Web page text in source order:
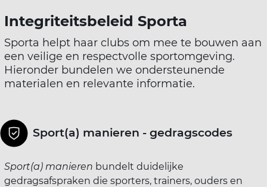
Integriteitsbeleid Sporta
Sporta helpt haar clubs om mee te bouwen aan
een veilige en respectvolle sportomgeving.
Hieronder bundelen we ondersteunende
materialen en relevante informatie.
Sport(a) manieren - gedragscodes
Sport(a) manieren bundelt duidelijke
gedragsafspraken die sporters, trainers, ouders en